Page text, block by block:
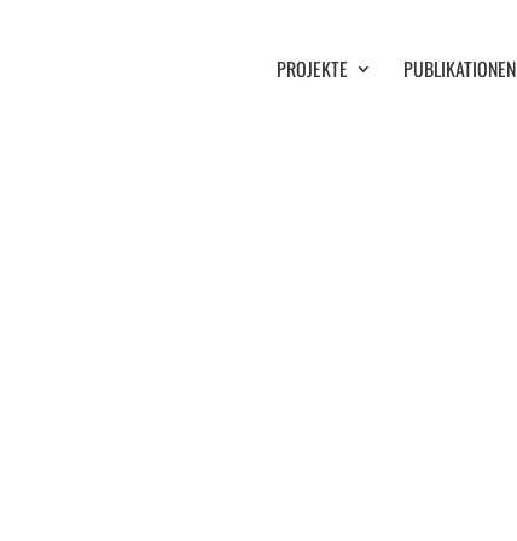
PROJEKTE PUBLIKATIONEN